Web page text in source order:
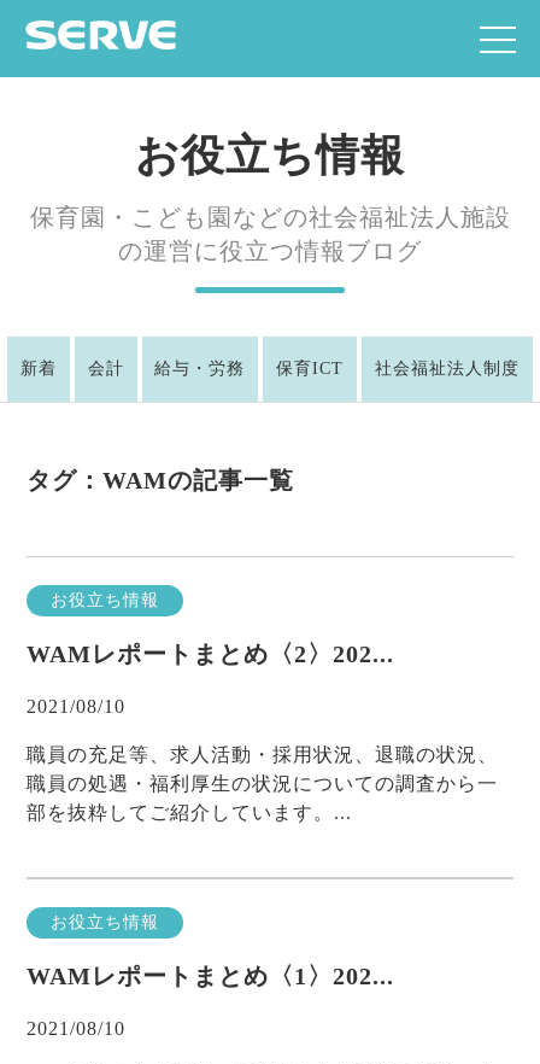
お役立ち情報
保育園・こども園などの社会福祉法人施設
の運営に役立つ情報ブログ
新着 会計 給与・労務 保育ICT 社会福祉法人制度
タグ：WAMの記事一覧
お役立ち情報
WAMレポートまとめ〈2〉202...
2021/08/10
職員の充足等、求人活動・採用状況、退職の状況、
職員の処遇・福利厚生の状況についての調査から一
部を抜粋してご紹介しています。...
お役立ち情報
WAMレポートまとめ〈1〉202...
2021/08/10